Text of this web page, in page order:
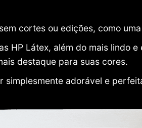
cortes ou edições, como
Látex, além do mais lindo
destaque para suas cores.
simplesmente adorável e